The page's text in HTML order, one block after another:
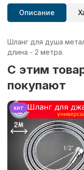
Описание
Шланг для душа
длина - 2 метра.
C этим
покупают
хит